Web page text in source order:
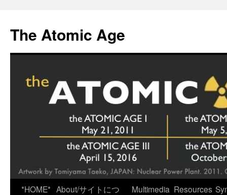
content
The Atomic Age
*HOME* About/サイトにつ
Multimedia Resources